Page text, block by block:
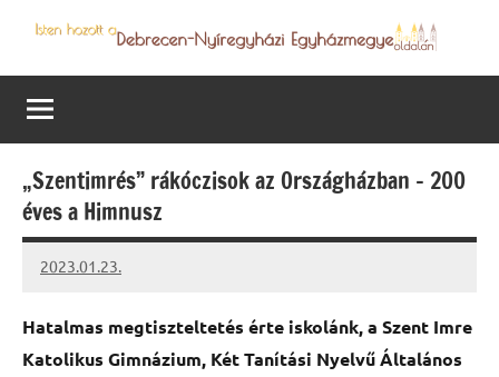
content
Debrecen-
Nyíregyházi
Egyházmegye
programjai
„Szentimrés” rákóczisok az Országházban – 200
éves a Himnusz
2023.01.23.
kovacs.agi
Hatalmas megtiszteltetés érte iskolánk, a Szent Imre
Katolikus Gimnázium, Két Tanítási Nyelvű Általános